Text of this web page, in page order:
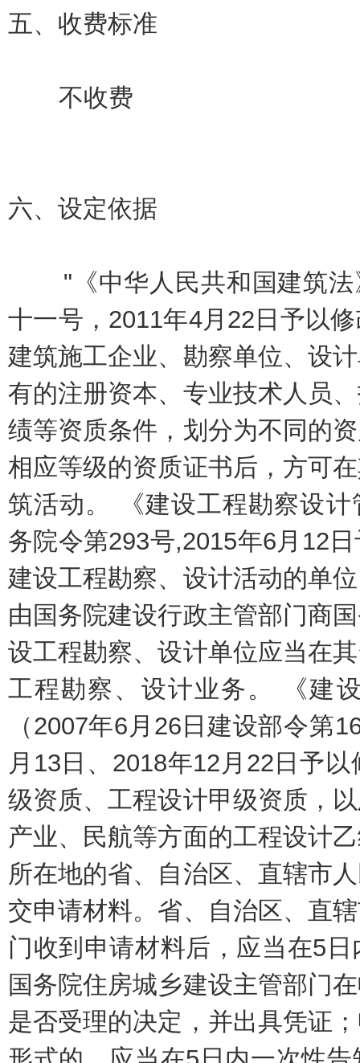
五、 收费标准
不收费
六、 设定依据
"《中华人民共和国建筑法
十一号，2011年4月22日予以
建筑施工企业、勘察单位、设
有的注册资本、专业技术人员
绩等资质条件，划分为不同的
相应等级的资质证书后，方可
筑活动。 《建设工程勘察设
务院令第293号,2015年6月12
建设工程勘察、设计活动的单
由国务院建设行政主管部门商
设工程勘察、设计单位应当在
工程勘察、设计业务。 《建
（2007年6月26日建设部令第
月13日、2018年12月22日予
级资质、工程设计甲级资质，
产业、民航等方面的工程设计
所在地的省、自治区、直辖市
交申请材料。省、自治区、直
门收到申请材料后，应当在5
国务院住房城乡建设主管部门
是否受理的决定，并出具凭证